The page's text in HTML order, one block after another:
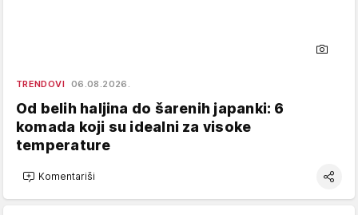
TRENDOVI 06.08.2026.
Od belih haljina do šarenih japanki: 6
komada koji su idealni za visoke
temperature
Komentariši